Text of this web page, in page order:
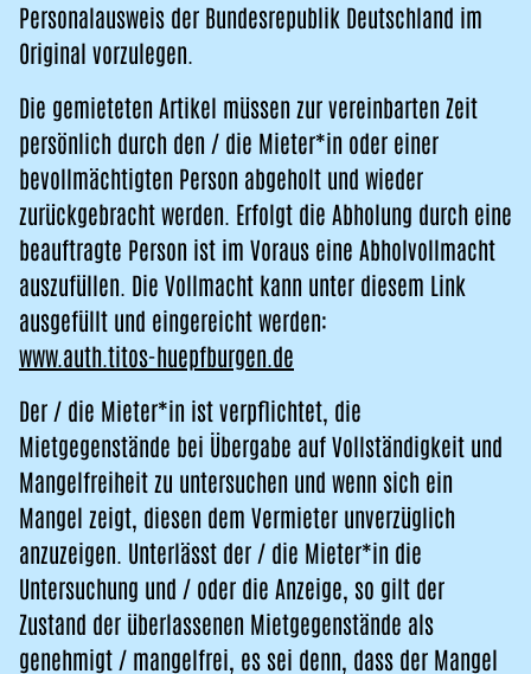
Personalausweis der Bundesrepublik Deutschland im
Original vorzulegen.
Die gemieteten Artikel müssen zur vereinbarten Zeit
persönlich durch den / die Mieter*in oder einer
bevollmächtigten Person abgeholt und wieder
zurückgebracht werden. Erfolgt die Abholung durch eine
beauftragte Person ist im Voraus eine Abholvollmacht
auszufüllen. Die Vollmacht kann unter diesem Link
ausgefüllt und eingereicht werden:
www.auth.titos-huepfburgen.de
Der / die Mieter*in ist verpflichtet, die
Mietgegenstände bei Übergabe auf Vollständigkeit und
Mangelfreiheit zu untersuchen und wenn sich ein
Mangel zeigt, diesen dem Vermieter unverzüglich
anzuzeigen. Unterlässt der / die Mieter*in die
Untersuchung und / oder die Anzeige, so gilt der
Zustand der überlassenen Mietgegenstände als
genehmigt / mangelfrei, es sei denn, dass der Mangel